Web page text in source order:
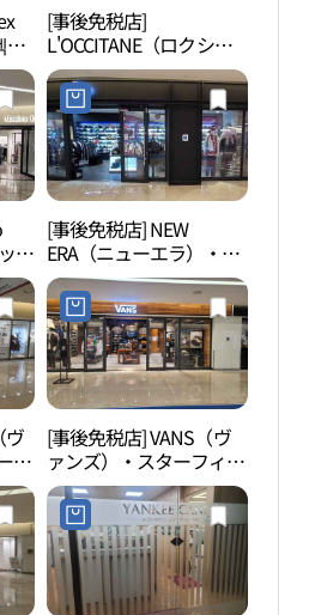
스
[事後免税店]
L'OCCITANE（ロクシタ
ン）・現代百貨店貿易セ
ンター店(록시땅 현대백
화점 무역센터점)
テ
ド
두
)
[事後免税店] NEW
ERA（ニューエラ）・ス
ターフィールドCOEXモ
ール店(뉴에라 스타필드
코엑스몰점)
ヴ
フ
[事後免税店] VANS（ヴ
ァンズ）・スターフィー
ルドCOEXモール店(VANS
스타필드 코엑스몰점)